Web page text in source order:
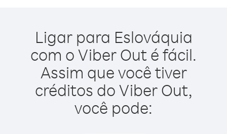
Ligar para Eslováquia
com o Viber Out é fácil.
Assim que você tiver
créditos do Viber Out,
você pode: